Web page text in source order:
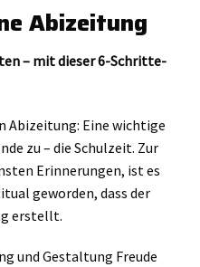
Abizeitung
– mit dieser 6-Schritte-
Eine wichtige
zu – die Schulzeit. Zur
Erinnerungen, ist es
geworden, dass der
erstellt.
und Gestaltung Freude